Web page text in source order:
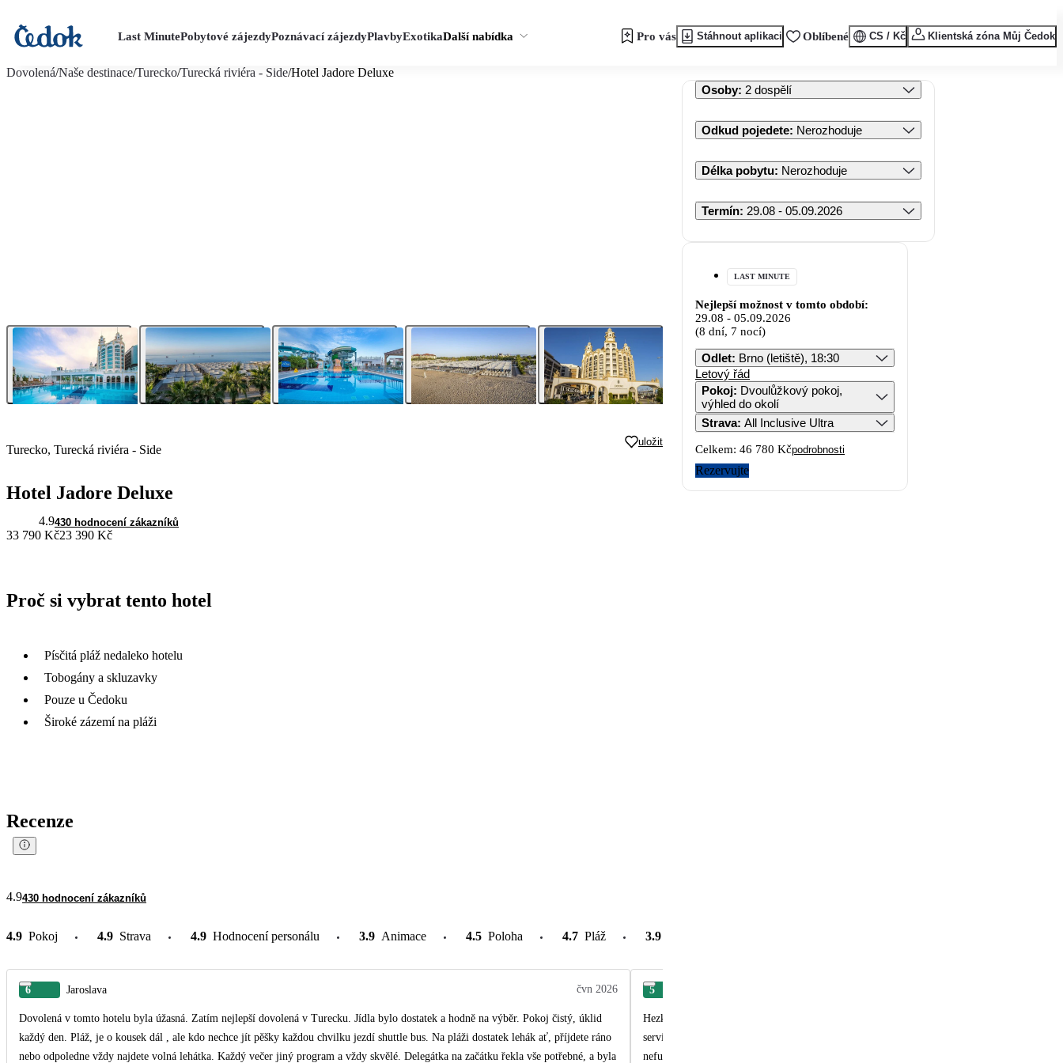
Last MinutePobytové zájezdyPoznávací zájezdyPlavbyExotikaDalší nabídka Pro vás Stáhnout aplikaci Oblíbené CS / Kč Klientská zóna Můj Čedok
Dovolená/Naše destinace/Turecko/Turecká riviéra - Side/Hotel Jadore Deluxe
Turecko, Turecká riviéra - Side
uložit
Hotel Jadore Deluxe
4.9430 hodnocení zákazníků
33 790 Kč23 390 Kč
Proč si vybrat tento hotel
Písčitá pláž nedaleko hotelu
Tobogány a skluzavky
Pouze u Čedoku
Široké zázemí na pláži
Recenze
4.9430 hodnocení zákazníků
4.9 Pokoj 4.9 Strava 4.9 Hodnocení personálu 3.9 Animace 4.5 Poloha 4.7 Pláž 3.9
6 Jaroslava čvn 2026
Dovolená v tomto hotelu byla úžasná. Zatím nejlepší dovolená v Turecku. Jídla bylo dostatek a hodně na výběr. Pokoj čistý, úklid
každý den. Pláž, je o kousek dál , ale kdo nechce jít pěšky každou chvilku jezdí shuttle bus. Na pláži dostatek lehák ať, příjdete ráno
nebo odpoledne vždy najdete volná lehátka. Každý večer jiný program a vždy skvělé. Delegátka na začátku řekla vše potřebné, a byla
5
Hezký hotel, kousek od pláže. Jídlo, bazén, pláž a moře super. Jen čistota by mohla být v hotelu důslednější a kvalitnější.A horší
servis v hlavní restauraci (často nebyly nikde příbory, o Colu jsme si také museli říkat, obsluha i když nebyl hotel narvaný moc
Osoby: 2 dospělí
Odkud pojedete: Nerozhoduje
Délka pobytu: Nerozhoduje
Termín: 29.08 - 05.09.2026
LAST MINUTE
Nejlepší možnost v tomto období:
29.08 - 05.09.2026
(8 dní, 7 nocí)
Odlet: Brno (letiště), 18:30
Letový řád
Pokoj: Dvoulůžkový pokoj,
výhled do okolí
Strava: All Inclusive Ultra
Celkem: 46 780 Kčpodrobnosti
Rezervujte